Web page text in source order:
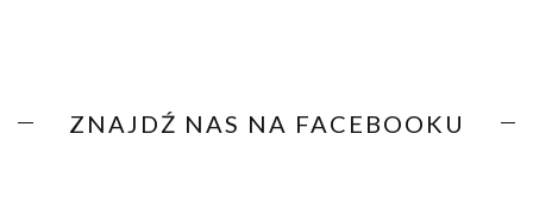
ZNAJDŹ NAS NA FACEBOOKU